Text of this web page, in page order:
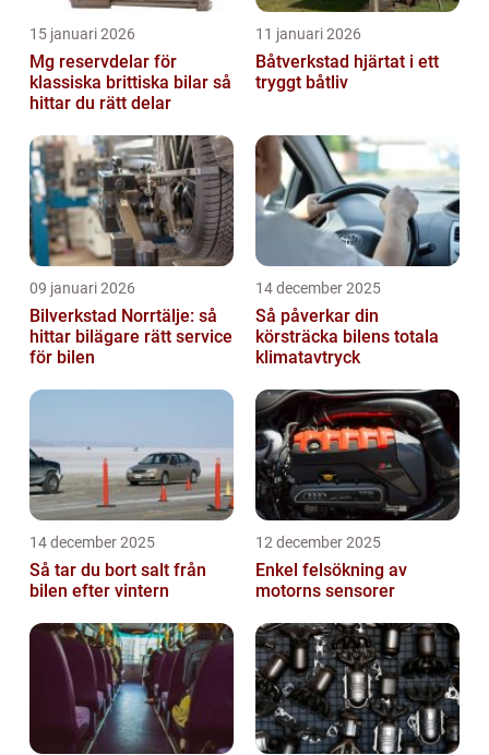
15 januari 2026
Mg reservdelar för
klassiska brittiska bilar så
hittar du rätt delar
11 januari 2026
Båtverkstad hjärtat i ett
tryggt båtliv
09 januari 2026
Bilverkstad Norrtälje: så
hittar bilägare rätt service
för bilen
14 december 2025
Så påverkar din
körsträcka bilens totala
klimatavtryck
14 december 2025
Så tar du bort salt från
bilen efter vintern
12 december 2025
Enkel felsökning av
motorns sensorer